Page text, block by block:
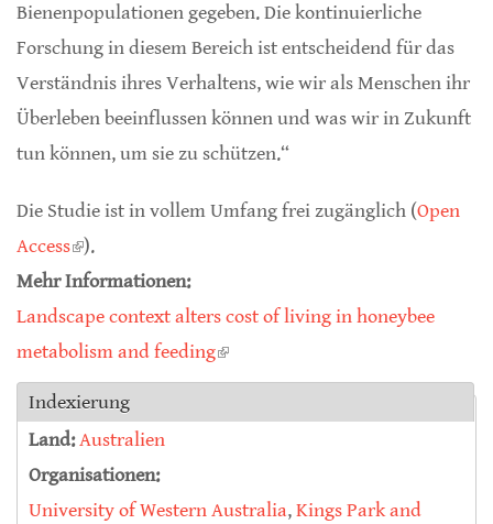
Bienenpopulationen gegeben. Die kontinuierliche
Forschung in diesem Bereich ist entscheidend für das
Verständnis ihres Verhaltens, wie wir als Menschen ihr
Überleben beeinflussen können und was wir in Zukunft
tun können, um sie zu schützen.“
Die Studie ist in vollem Umfang frei zugänglich (Open
Access(link is external)
).
Mehr Informationen:
Landscape context alters cost of living in honeybee
metabolism and feeding(link is external)
Indexierung
Land:Australien
Organisationen:
University of Western Australia,Kings Park and